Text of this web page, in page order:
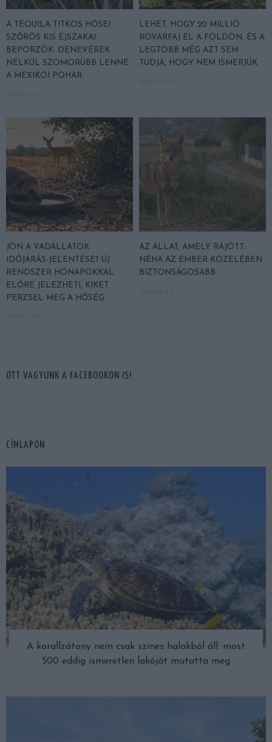
A TEQUILA TITKOS HŐSEI
SZŐRÖS KIS ÉJSZAKAI
BEPORZÓK: DENEVÉREK
NÉLKÜL SZOMORÚBB LENNE
A MEXIKÓI POHÁR
LEHET, HOGY 20 MILLIÓ
ROVARFAJ ÉL A FÖLDÖN, ÉS A
LEGTÖBB MÉG AZT SEM
TUDJA, HOGY NEM ISMERJÜK
JÖN A VADÁLLATOK
IDŐJÁRÁS-JELENTÉSE? ÚJ
RENDSZER HÓNAPOKKAL
ELŐRE JELEZHETI, KIKET
PERZSEL MEG A HŐSÉG
AZ ÁLLAT, AMELY RÁJÖTT:
NÉHA AZ EMBER KÖZELÉBEN
BIZTONSÁGOSABB
OTT VAGYUNK A FACEBOOKON IS!
CÍMLAPON
A korallzátony nem csak színes halakból áll: most
500 eddig ismeretlen lakóját mutatta meg